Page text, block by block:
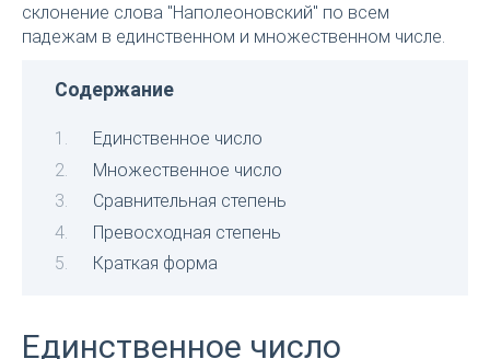
склонение слова "Наполеоновский" по всем
падежам в единственном и множественном числе.
Содержание
Единственное число
Множественное число
Сравнительная степень
Превосходная степень
Краткая форма
Единственное число